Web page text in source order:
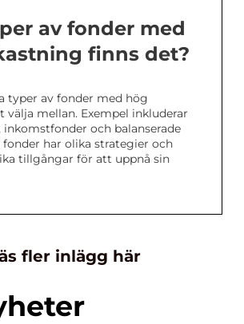
av fonder med
finns det?
typer av fonder med hög
välja mellan. Exempel inkluderar
och balanserade
fonder har olika strategier och
tillgångar för att uppnå sin
fler inlägg här